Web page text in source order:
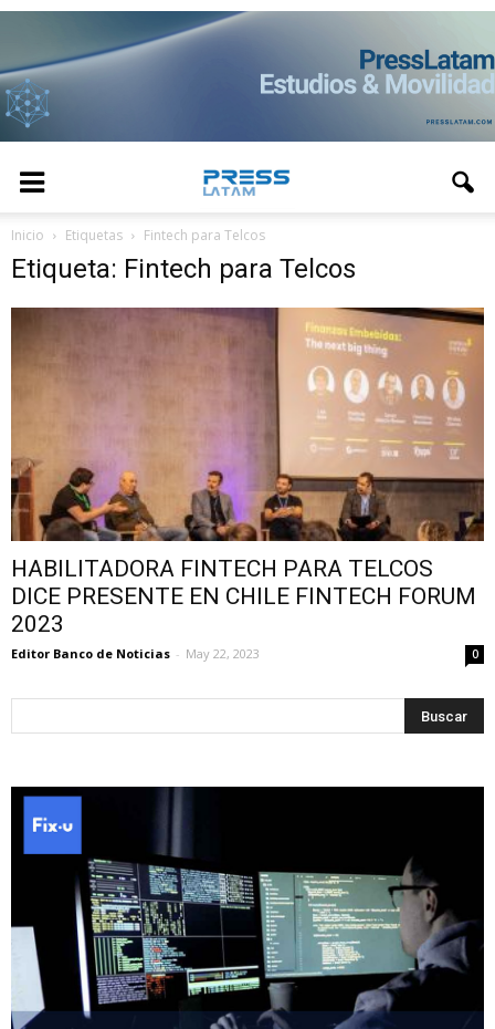
Inicio Etiquetas Fintech para Telcos
Etiqueta: Fintech para Telcos
HABILITADORA FINTECH PARA TELCOS
DICE PRESENTE EN CHILE FINTECH FORUM
2023
Editor Banco de Noticias - May 22, 2023 0